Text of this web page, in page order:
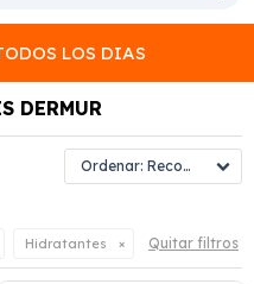
LOS DIAS
DERMUR
Recomendados
Hidratantes Quitar filtros